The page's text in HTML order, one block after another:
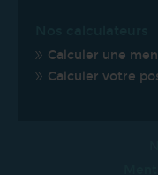
Calculer une
Calculer votre